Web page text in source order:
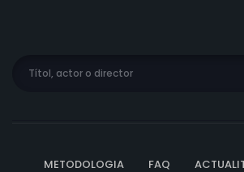
METODOLOGIA FAQ